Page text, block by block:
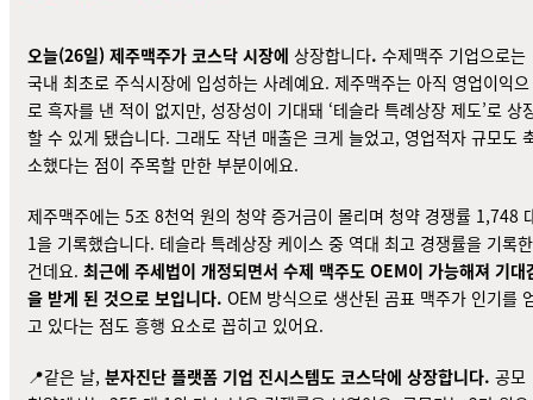
오늘(26일) 제주맥주가 코스닥 시장에 상장합니다. 수제맥주 기업으로는
국내 최초로 주식시장에 입성하는 사례예요. 제주맥주는 아직 영업이익으
로 흑자를 낸 적이 없지만, 성장성이 기대돼 ‘테슬라 특례상장 제도’로 상
할 수 있게 됐습니다. 그래도 작년 매출은 크게 늘었고, 영업적자 규모도
소했다는 점이 주목할 만한 부분이에요.
제주맥주에는 5조 8천억 원의 청약 증거금이 몰리며 청약 경쟁률 1,748
1을 기록했습니다. 테슬라 특례상장 케이스 중 역대 최고 경쟁률을 기록한
건데요. 최근에 주세법이 개정되면서 수제 맥주도 OEM이 가능해져 기대
을 받게 된 것으로 보입니다. OEM 방식으로 생산된 곰표 맥주가 인기를
고 있다는 점도 흥행 요소로 꼽히고 있어요.
📍같은 날, 분자진단 플랫폼 기업 진시스템도 코스닥에 상장합니다. 공모